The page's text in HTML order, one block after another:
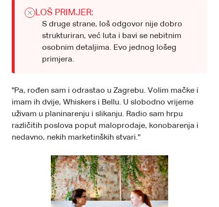
LOŠ PRIMJER:
S druge strane, loš odgovor nije dobro
strukturiran, već luta i bavi se nebitnim
osobnim detaljima. Evo jednog lošeg
primjera.
"Pa, rođen sam i odrastao u Zagrebu. Volim mačke i
imam ih dvije, Whiskers i Bellu. U slobodno vrijeme
uživam u planinarenju i slikanju. Radio sam hrpu
različitih poslova poput maloprodaje, konobarenja i
nedavno, nekih marketinških stvari."